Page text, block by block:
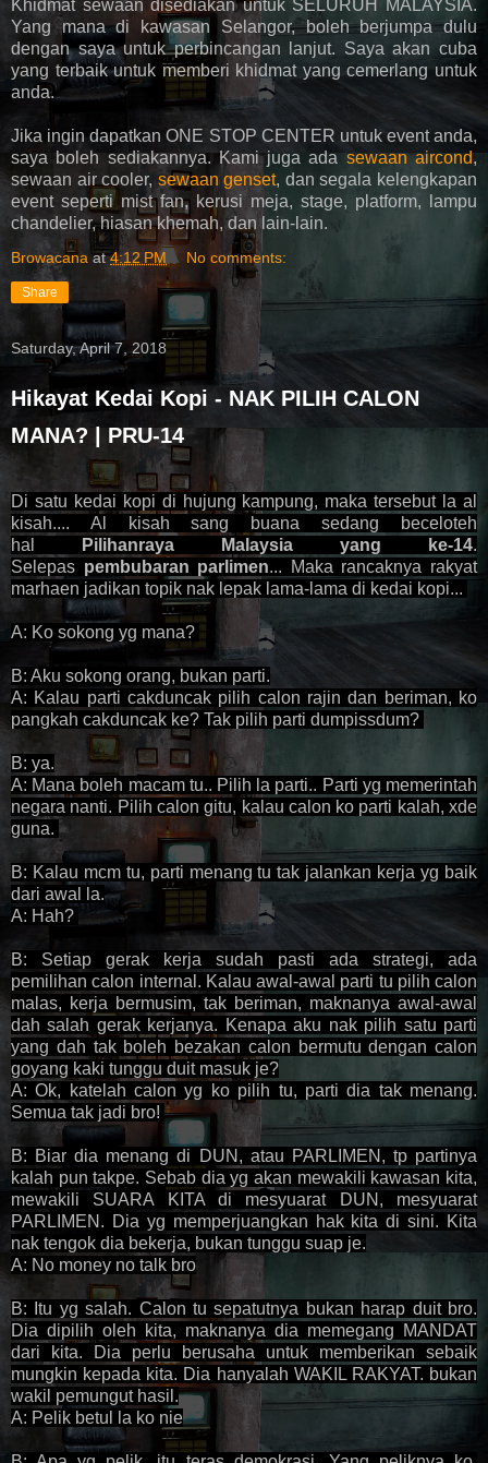
Khidmat sewaan disediakan untuk SELURUH MALAYSIA.
Yang mana di kawasan Selangor, boleh berjumpa dulu
dengan saya untuk perbincangan lanjut. Saya akan cuba
yang terbaik untuk memberi khidmat yang cemerlang untuk
anda.
Jika ingin dapatkan ONE STOP CENTER untuk event anda,
saya boleh sediakannya. Kami juga adasewaan aircond,
sewaan air cooler, sewaan genset, dan segala kelengkapan
event seperti mist fan, kerusi meja, stage, platform, lampu
chandelier, hiasan khemah, dan lain-lain.
Browacana at4:12 PM No comments:
Share
Saturday, April 7, 2018
Hikayat Kedai Kopi - NAK PILIH CALON
MANA? | PRU-14
Di satu kedai kopi di hujung kampung, maka tersebut la al
kisah.... Al kisah sang buana sedang beceloteh
hal
Pilihanraya Malaysia yang ke-14.
Selepas pembubaran parlimen... Maka rancaknya rakyat
marhaen jadikan topik nak lepak lama-lama di kedai kopi...
A: Ko sokong yg mana?
B: Aku sokong orang, bukan parti.
A: Kalau parti cakduncak pilih calon rajin dan beriman, ko
pangkah cakduncak ke? Tak pilih parti dumpissdum?
B: ya.
A: Mana boleh macam tu.. Pilih la parti.. Parti yg memerintah
negara nanti. Pilih calon gitu, kalau calon ko parti kalah, xde
guna.
B: Kalau mcm tu, parti menang tu tak jalankan kerja yg baik
dari awal la.
A: Hah?
B: Setiap gerak kerja sudah pasti ada strategi, ada
pemilihan calon internal. Kalau awal-awal parti tu pilih calon
malas, kerja bermusim, tak beriman, maknanya awal-awal
dah salah gerak kerjanya. Kenapa aku nak pilih satu parti
yang dah tak boleh bezakan calon bermutu dengan calon
goyang kaki tunggu duit masuk je?
A: Ok, katelah calon yg ko pilih tu, parti dia tak menang.
Semua tak jadi bro!
B: Biar dia menang di DUN, atau PARLIMEN, tp partinya
kalah pun takpe. Sebab dia yg akan mewakili kawasan kita,
mewakili SUARA KITA di mesyuarat DUN, mesyuarat
PARLIMEN. Dia yg memperjuangkan hak kita di sini. Kita
nak tengok dia bekerja, bukan tunggu suap je.
A: No money no talk bro
B: Itu yg salah. Calon tu sepatutnya bukan harap duit bro.
Dia dipilih oleh kita, maknanya dia memegang MANDAT
dari kita. Dia perlu berusaha untuk memberikan sebaik
mungkin kepada kita. Dia hanyalah WAKIL RAKYAT. bukan
wakil pemungut hasil.
A: Pelik betul la ko nie